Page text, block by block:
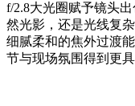
f/2.8大光圈赋予镜头
然光影，还是光线复
细腻柔和的焦外过渡
节与现场氛围得到更